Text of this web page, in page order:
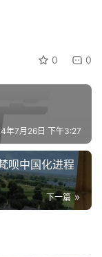
0 0
年7月26日 下午3:27
呗中国化进程
下一篇